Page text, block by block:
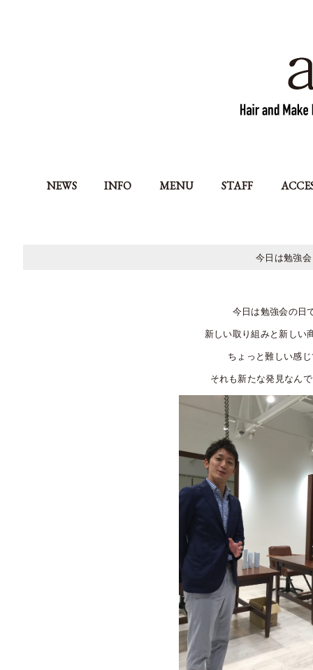
NEWS INFO MENU STAFF
今日は勉強会
今日は勉強会の日
新しい取り組みと新しい
ちょっと難しい感
それも新たな発見なん